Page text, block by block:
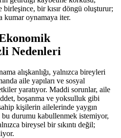
bir kısır döngü oluşturur;
kumar oynamaya iter.
Nedenleri
alışkanlığı, yalnızca bireyleri
aile yapıları ve sosyal
yaratıyor. Maddi sorunlar, aile
boşanma ve yoksulluk gibi
kişilerin ailelerinde yaygın
durumu kabullenmek istemiyor,
bireysel bir sıkıntı değil;